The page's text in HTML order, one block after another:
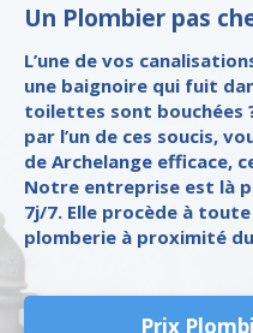
Un Plombier pas
L’une de vos
une baignoire qui fuit
toilettes sont bouchées
par l’un de ces soucis,
de Archelange efficace,
Notre entreprise est là
7j/7. Elle procède à
plomberie à proximité
Prix